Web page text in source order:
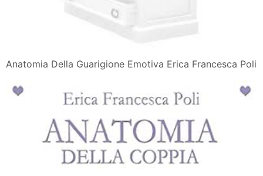
Anatomia Della Guarigione Emotiva Erica Francesca Poli